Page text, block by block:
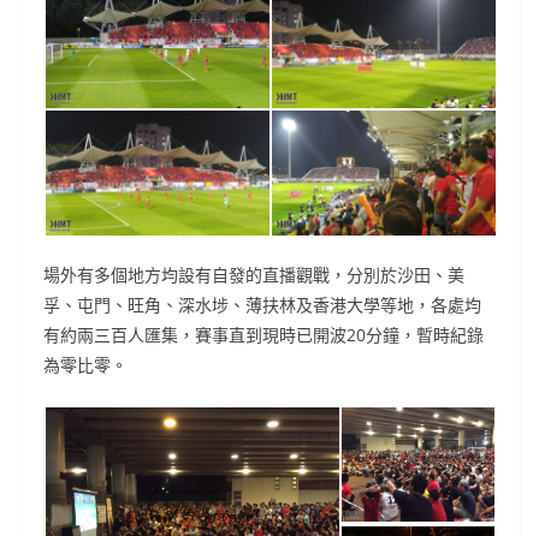
場外有多個地方均設有自發的直播觀戰，分別於沙田、美
孚、屯門、旺角、深水埗、薄扶林及香港大學等地，各處均
有約兩三百人匯集，賽事直到現時已開波20分鐘，暫時紀錄
為零比零。